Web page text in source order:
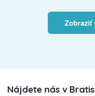
Zobraziť
Nájdete nás v